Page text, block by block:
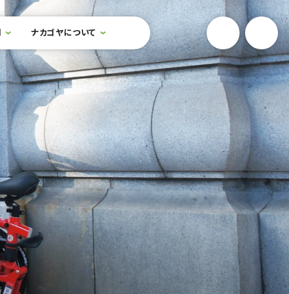
ナカゴヤについて 検索フォームを開閉する YouTube